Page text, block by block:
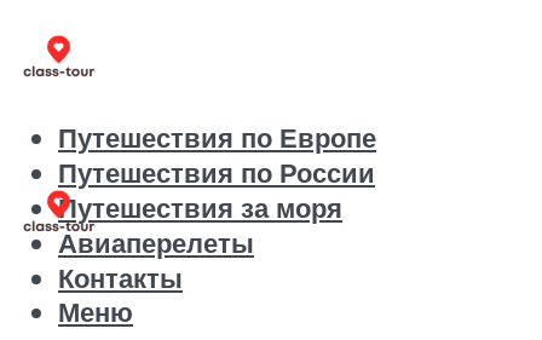
Путешествия по Европе
Путешествия по России
Путешествия за моря
Авиаперелеты
Контакты
Меню